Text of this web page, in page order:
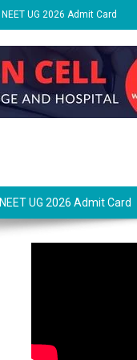
NEET UG 2026 Admit Card
NEET UG 2026 Admit Card